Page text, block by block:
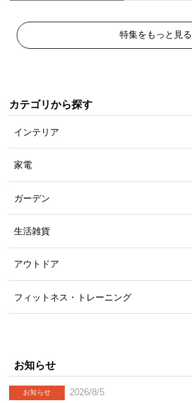
企
特集をもっと見る
カテゴリから探す
インテリア
家電
ガーデン
生活雑貨
アウトドア
フィットネス・トレーニング
お知らせ
お知らせ
2026/8/5